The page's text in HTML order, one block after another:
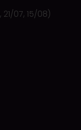
07, 15/08)